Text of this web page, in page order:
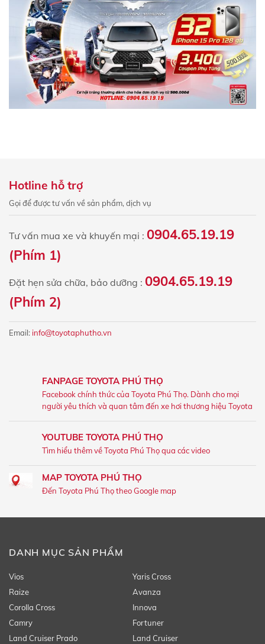
Hotline hỗ trợ
Gọi để được tư vấn về sản phẩm, dịch vụ
Tư vấn mua xe và khuyến mại : 0904.65.19.19
(Phím 1)
Đặt hẹn sửa chữa, bảo dưỡng : 0904.65.19.19
(Phím 2)
Email: info@toyotaphutho.vn
FANPAGE TOYOTA PHÚ THỌ
Facebook chính thức của Toyota Phú Thọ. Dành cho mọi
người yêu thích và quan tâm đến xe hơi thương hiệu Toyota
YOUTUBE TOYOTA PHÚ THỌ
Tìm hiểu thêm về Toyota Phú Thọ qua các video
MAP TOYOTA PHÚ THỌ
Đến Toyota Phú Thọ theo Google map
DANH MỤC SẢN PHẨM
Vios
Yaris Cross
Raize
Avanza
Corolla Cross
Innova
Camry
Fortuner
Land Cruiser Prado
Land Cruiser